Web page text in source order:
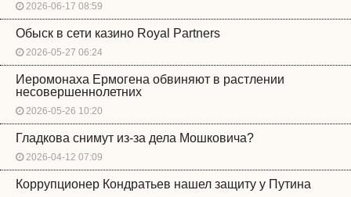
2026-06-17 08:59
Обыск в сети казино Royal Partners
2026-05-27 06:24
Иеромонаха Ермогена обвиняют в растлении
несовершеннолетних
2026-05-26 10:20
Гладкова снимут из-за дела Мошковича?
2026-04-12 07:09
Коррупционер Кондратьев нашел защиту у Путина